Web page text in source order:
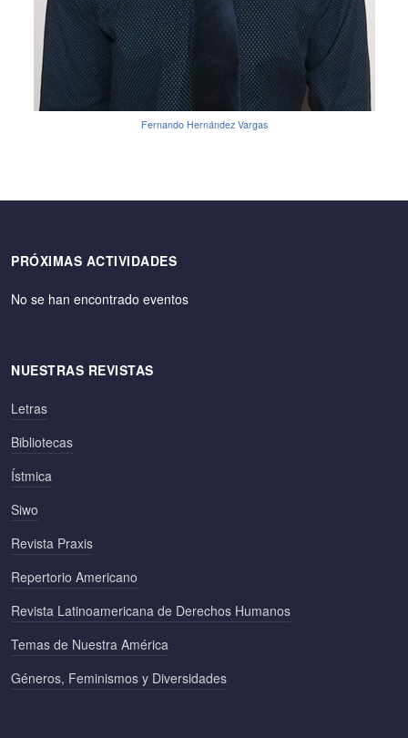
Fernando Hernández Vargas
PRÓXIMAS ACTIVIDADES
No se han encontrado eventos
NUESTRAS REVISTAS
Letras
Bibliotecas
Ístmica
Siwo
Revista Praxis
Repertorio Americano
Revista Latinoamericana de Derechos Humanos
Temas de Nuestra América
Géneros, Feminismos y Diversidades